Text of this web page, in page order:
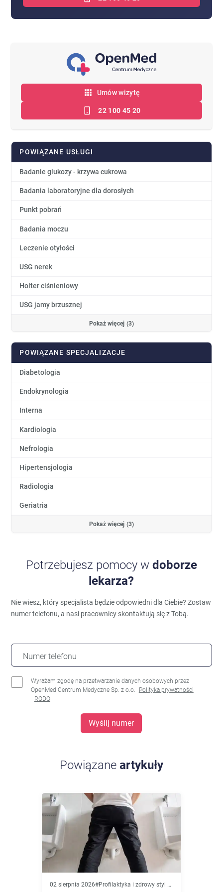
Umów wizytę
22 100 45 20
POWIĄZANE USŁUGI
Badanie glukozy - krzywa cukrowa
Badania laboratoryjne dla dorosłych
Punkt pobrań
Badania moczu
Leczenie otyłości
USG nerek
Holter ciśnieniowy
USG jamy brzusznej
Pokaż więcej (3)
POWIĄZANE SPECJALIZACJE
Diabetologia
Endokrynologia
Interna
Kardiologia
Nefrologia
Hipertensjologia
Radiologia
Geriatria
Pokaż więcej (3)
Potrzebujesz pomocy w doborze
lekarza?
Nie wiesz, który specjalista będzie odpowiedni dla Ciebie?Zostaw
numer telefonu, a nasi pracownicy skontaktują się z Tobą.
Numer telefonu
Wyrażam zgodę na przetwarzanie danych osobowych przez
OpenMed Centrum Medyczne Sp. z o.o.
Polityka prywatności
RODO
Wyślij numer
Powiązane artykuły
02 sierpnia 2026#Profilaktyka i zdrowy styl życia